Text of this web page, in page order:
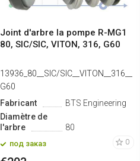
Joint d'arbre la pompe R-MG1
80, SIC/SIC, VITON, 316, G60
13936_80__SIC/SIC__VITON__316__
G60
Fabricant
BTS Engineering
Diamètre de
l'arbre
80
под заказ 0